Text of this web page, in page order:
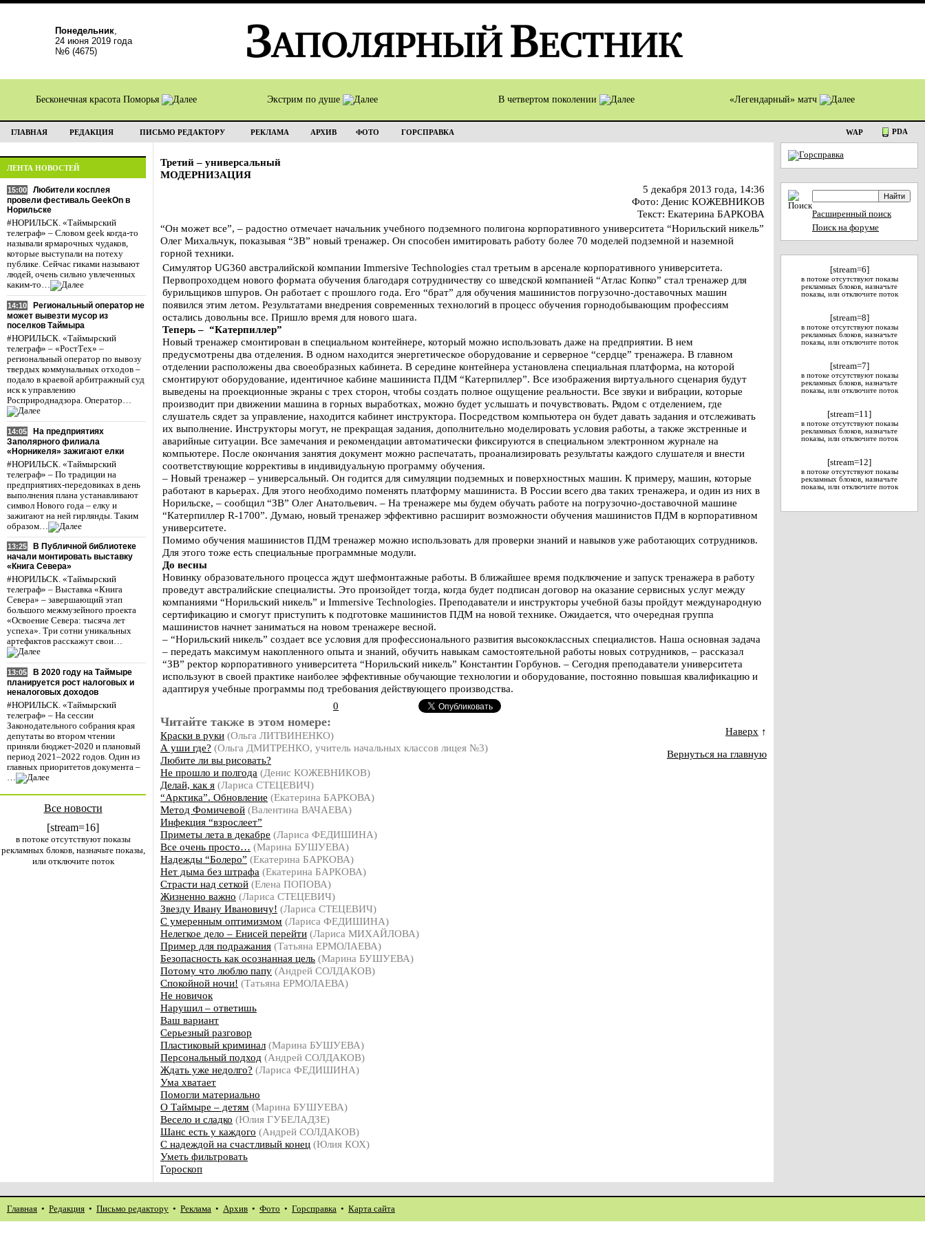
Понедельник,
24 июня 2019 года
№6 (4675)
Бесконечная красота Поморья Экстрим по душе В четвертом поколении «Легендарный» матч
ГЛАВНАЯ РЕДАКЦИЯ ПИСЬМО РЕДАКТОРУ РЕКЛАМА АРХИВ ФОТО ГОРСПРАВКА WAP PDA
ЛЕНТА НОВОСТЕЙ
15:00
Любители косплея
провели фестиваль GeekOn в
Норильске
#НОРИЛЬСК. «Таймырский
телеграф» – Словом geek когда-то
называли ярмарочных чудаков,
которые выступали на потеху
публике. Сейчас гиками называют
людей, очень сильно увлеченных
каким-то…
14:10
Региональный оператор не
может вывезти мусор из
поселков Таймыра
#НОРИЛЬСК. «Таймырский
телеграф» – «РостТех» –
региональный оператор по вывозу
твердых коммунальных отходов –
подало в краевой арбитражный суд
иск к управлению
Росприроднадзора. Оператор…
14:05
На предприятиях
Заполярного филиала
«Норникеля» зажигают елки
#НОРИЛЬСК. «Таймырский
телеграф» – По традиции на
предприятиях-передовиках в день
выполнения плана устанавливают
символ Нового года – елку и
зажигают на ней гирлянды. Таким
образом…
13:25
В Публичной библиотеке
начали монтировать выставку
«Книга Севера»
#НОРИЛЬСК. «Таймырский
телеграф» – Выставка «Книга
Севера» – завершающий этап
большого межмузейного проекта
«Освоение Севера: тысяча лет
успеха». Три сотни уникальных
артефактов расскажут свои…
13:05
В 2020 году на Таймыре
планируется рост налоговых и
неналоговых доходов
#НОРИЛЬСК. «Таймырский
телеграф» – На сессии
Законодательного собрания края
депутаты во втором чтении
приняли бюджет-2020 и плановый
период 2021–2022 годов. Один из
главных приоритетов документа –
…
Все новости
[stream=16]
в потоке отсутствуют показы
рекламных блоков, назначьте показы,
или отключите поток
Третий – универсальный
МОДЕРНИЗАЦИЯ
5 декабря 2013 года, 14:36
Фото: Денис КОЖЕВНИКОВ
Текст: Екатерина БАРКОВА
“Он может все”, – радостно отмечает начальник учебного подземного полигона корпоративного университета “Норильский никель”
Олег Михальчук, показывая “ЗВ” новый тренажер. Он способен имитировать работу более 70 моделей подземной и наземной
горной техники.
Симулятор UG360 австралийской компании Immersive Technologies стал третьим в арсенале корпоративного университета.
Первопроходцем нового формата обучения благодаря сотрудничеству со шведской компанией “Атлас Копко” стал тренажер для
бурильщиков шпуров. Он работает с прошлого года. Его “брат” для обучения машинистов погрузочно-доставочных машин
появился этим летом. Результатами внедрения современных технологий в процесс обучения горнодобывающим профессиям
остались довольны все. Пришло время для нового шага.
Теперь – “Катерпиллер”
Новый тренажер смонтирован в специальном контейнере, который можно использовать даже на предприятии. В нем
предусмотрены два отделения. В одном находится энергетическое оборудование и серверное “сердце” тренажера. В главном
отделении расположены два своеобразных кабинета. В середине контейнера установлена специальная платформа, на которой
смонтируют оборудование, идентичное кабине машиниста ПДМ “Катерпиллер”. Все изображения виртуального сценария будут
выведены на проекционные экраны с трех сторон, чтобы создать полное ощущение реальности. Все звуки и вибрации, которые
производит при движении машина в горных выработках, можно будет услышать и почувствовать. Рядом с отделением, где
слушатель сядет за управление, находится кабинет инструктора. Посредством компьютера он будет давать задания и отслеживать
их выполнение. Инструкторы могут, не прекращая задания, дополнительно моделировать условия работы, а также экстренные и
аварийные ситуации. Все замечания и рекомендации автоматически фиксируются в специальном электронном журнале на
компьютере. После окончания занятия документ можно распечатать, проанализировать результаты каждого слушателя и внести
соответствующие коррективы в индивидуальную программу обучения.
– Новый тренажер – универсальный. Он годится для симуляции подземных и поверхностных машин. К примеру, машин, которые
работают в карьерах. Для этого необходимо поменять платформу машиниста. В России всего два таких тренажера, и один из них в
Норильске, – сообщил “ЗВ” Олег Анатольевич. – На тренажере мы будем обучать работе на погрузочно-доставочной машине
“Катерпиллер R-1700”. Думаю, новый тренажер эффективно расширит возможности обучения машинистов ПДМ в корпоративном
университете.
Помимо обучения машинистов ПДМ тренажер можно использовать для проверки знаний и навыков уже работающих сотрудников.
Для этого тоже есть специальные программные модули.
До весны
Новинку образовательного процесса ждут шефмонтажные работы. В ближайшее время подключение и запуск тренажера в работу
проведут австралийские специалисты. Это произойдет тогда, когда будет подписан договор на оказание сервисных услуг между
компаниями “Норильский никель” и Immersive Technologies. Преподаватели и инструкторы учебной базы пройдут международную
сертификацию и смогут приступить к подготовке машинистов ПДМ на новой технике. Ожидается, что очередная группа
машинистов начнет заниматься на новом тренажере весной.
– “Норильский никель” создает все условия для профессионального развития высококлассных специалистов. Наша основная задача
– передать максимум накопленного опыта и знаний, обучить навыкам самостоятельной работы новых сотрудников, – рассказал
“ЗВ” ректор корпоративного университета “Норильский никель” Константин Горбунов. – Сегодня преподаватели университета
используют в своей практике наиболее эффективные обучающие технологии и оборудование, постоянно повышая квалификацию и
адаптируя учебные программы под требования действующего производства.
0
Читайте также в этом номере:
Краски в руки (Ольга ЛИТВИНЕНКО)
А уши где? (Ольга ДМИТРЕНКО, учитель начальных классов лицея №3)
Любите ли вы рисовать?
Не прошло и полгода (Денис КОЖЕВНИКОВ)
Делай, как я (Лариса СТЕЦЕВИЧ)
“Арктика”. Обновление (Екатерина БАРКОВА)
Метод Фомичевой (Валентина ВАЧАЕВА)
Инфекция “взрослеет”
Приметы лета в декабре (Лариса ФЕДИШИНА)
Все очень просто… (Марина БУШУЕВА)
Надежды “Болеро” (Екатерина БАРКОВА)
Нет дыма без штрафа (Екатерина БАРКОВА)
Страсти над сеткой (Елена ПОПОВА)
Жизненно важно (Лариса СТЕЦЕВИЧ)
Звезду Ивану Ивановичу! (Лариса СТЕЦЕВИЧ)
С умеренным оптимизмом (Лариса ФЕДИШИНА)
Нелегкое дело – Енисей перейти (Лариса МИХАЙЛОВА)
Пример для подражания (Татьяна ЕРМОЛАЕВА)
Безопасность как осознанная цель (Марина БУШУЕВА)
Потому что люблю папу (Андрей СОЛДАКОВ)
Спокойной ночи! (Татьяна ЕРМОЛАЕВА)
Не новичок
Нарушил – ответишь
Ваш вариант
Серьезный разговор
Пластиковый криминал (Марина БУШУЕВА)
Персональный подход (Андрей СОЛДАКОВ)
Ждать уже недолго? (Лариса ФЕДИШИНА)
Ума хватает
Помогли материально
О Таймыре – детям (Марина БУШУЕВА)
Весело и сладко (Юлия ГУБЕЛАДЗЕ)
Шанс есть у каждого (Андрей СОЛДАКОВ)
С надеждой на счастливый конец (Юлия КОХ)
Уметь фильтровать
Гороскоп
Наверх ↑
Вернуться на главную
Расширенный поиск
Поиск на форуме
[stream=6]
в потоке отсутствуют показы
рекламных блоков, назначьте
показы, или отключите поток
[stream=8]
в потоке отсутствуют показы
рекламных блоков, назначьте
показы, или отключите поток
[stream=7]
в потоке отсутствуют показы
рекламных блоков, назначьте
показы, или отключите поток
[stream=11]
в потоке отсутствуют показы
рекламных блоков, назначьте
показы, или отключите поток
[stream=12]
в потоке отсутствуют показы
рекламных блоков, назначьте
показы, или отключите поток
Главная • Редакция • Письмо редактору • Реклама • Архив • Фото • Горсправка • Карта сайта